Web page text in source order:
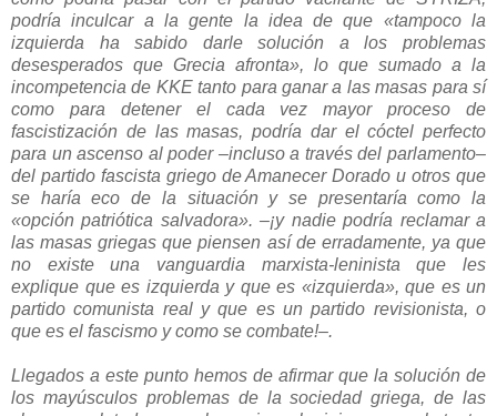
podría inculcar a la gente la idea de que «tampoco la
izquierda ha sabido darle solución a los problemas
desesperados que Grecia afronta», lo que sumado a la
incompetencia de KKE tanto para ganar a las masas para sí
como para detener el cada vez mayor proceso de
fascistización de las masas, podría dar el cóctel perfecto
para un ascenso al poder –incluso a través del parlamento–
del partido fascista griego de Amanecer Dorado u otros que
se haría eco de la situación y se presentaría como la
«opción patriótica salvadora». –¡y nadie podría reclamar a
las masas griegas que piensen así de erradamente, ya que
no existe una vanguardia marxista-leninista que les
explique que es izquierda y que es «izquierda», que es un
partido comunista real y que es un partido revisionista, o
que es el fascismo y como se combate!–.
Llegados a este punto hemos de afirmar que la solución de
los mayúsculos problemas de la sociedad griega, de las